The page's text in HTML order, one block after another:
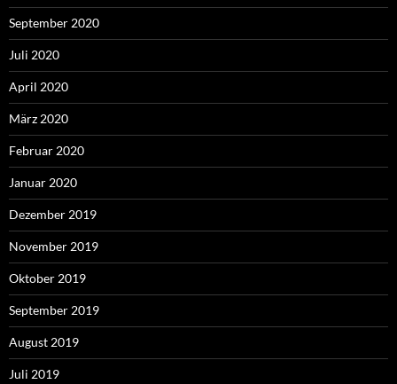
September 2020
Juli 2020
April 2020
März 2020
Februar 2020
Januar 2020
Dezember 2019
November 2019
Oktober 2019
September 2019
August 2019
Juli 2019